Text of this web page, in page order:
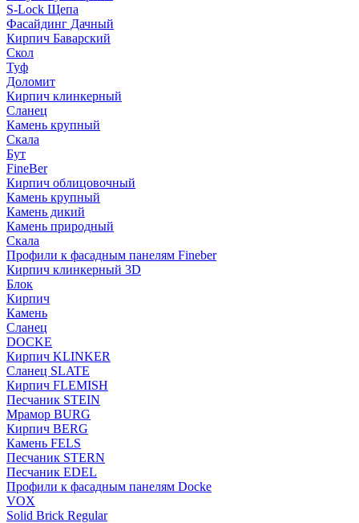
S-Lock Щепа
Фасайдинг Дачный
Кирпич Баварский
Скол
Туф
Доломит
Кирпич клинкерный
Сланец
Камень крупный
Скала
Бут
FineBer
Кирпич облицовочный
Камень крупный
Камень дикий
Камень природный
Скала
Профили к фасадным панелям Fineber
Кирпич клинкерный 3D
Блок
Кирпич
Камень
Сланец
DOCKE
Кирпич KLINKER
Сланец SLATE
Кирпич FLEMISH
Пес­ча­ник STEIN
Мрамор BURG
Кирпич BERG
Камень FELS
Пес­ча­ник STERN
Пес­ча­ник EDEL
Профили к фасадным панелям Docke
VOX
Solid Brick Regular